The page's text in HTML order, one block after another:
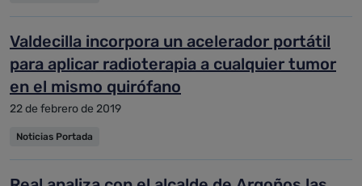
Valdecilla incorpora un acelerador portátil
para aplicar radioterapia a cualquier tumor
en el mismo quirófano
22 de febrero de 2019
Noticias Portada